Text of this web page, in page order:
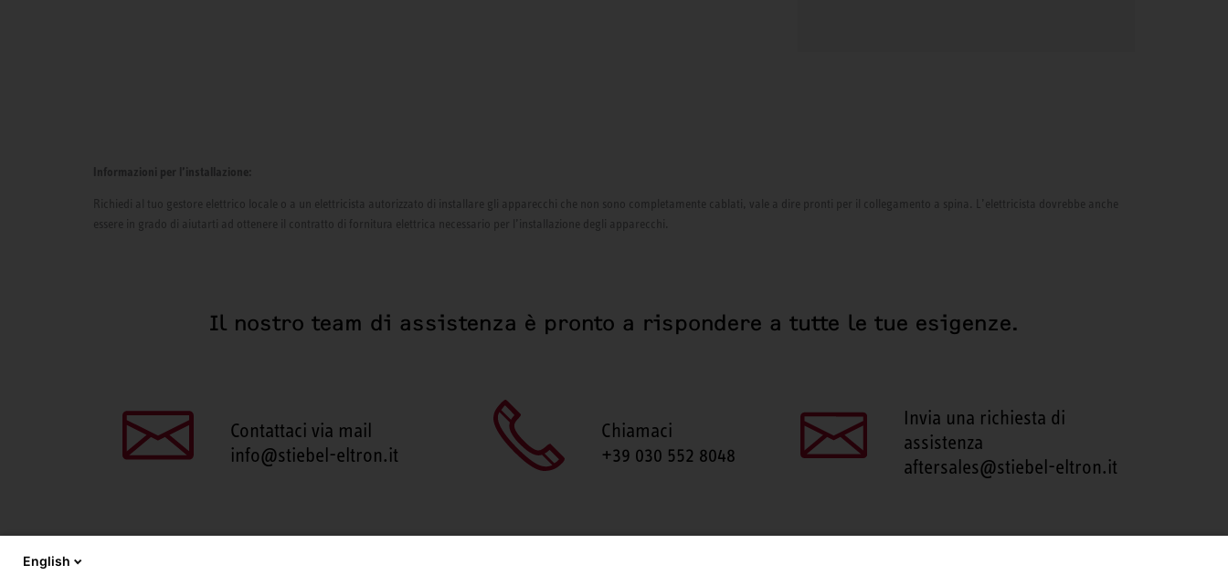
Informazioni per l’installazione:
Richiedi al tuo gestore elettrico locale o a un elettricista autorizzato di installare gli apparecchi che non sono completamente cablati, vale a dire pronti per il collegamento a spina. L’elettricista dovrebbe anche
essere in grado di aiutarti ad ottenere il contratto di fornitura elettrica necessario per l’installazione degli apparecchi.
Il nostro team di assistenza è pronto a rispondere a tutte le tue esigenze.
Contattaci via mail
info@stiebel-eltron.it
Chiamaci
+39 030 552 8048
Invia una richiesta di
assistenza
aftersales@stiebel-eltron.it
English